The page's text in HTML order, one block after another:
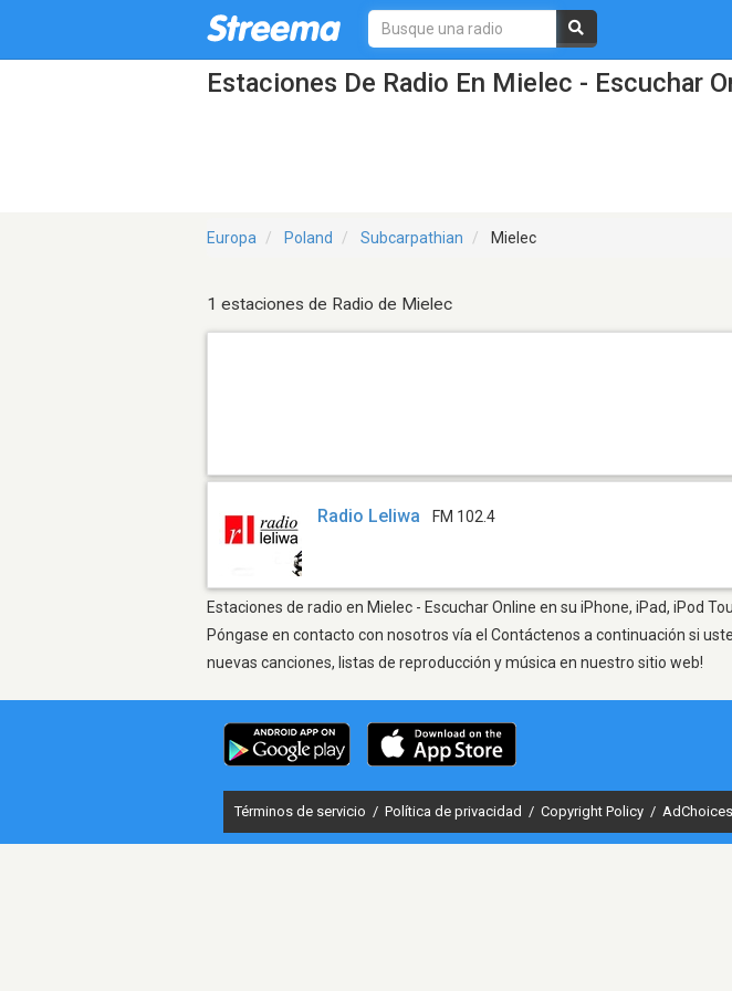
Estaciones De Radio En Mielec - Escuchar
Europa Poland Subcarpathian Mielec
1 estaciones de Radio de Mielec
Radio Leliwa FM 102.4
Estaciones de radio en Mielec - Escuchar Online en su iPhone, iPad, iPod
Póngase en contacto con nosotros vía el Contáctenos a continuación si
nuevas canciones, listas de reproducción y música en nuestro sitio web!
Términos de servicio / Política de privacidad / Copyright Policy / AdChoices